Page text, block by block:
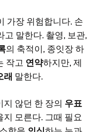
가장 위험합니다. 손
고 말한다. 촬영, 보관,
의 축적이, 종잇장 하
작고 연약하지만, 제
래 말한다.
않던 한 장의 우표
지 모른다. 그때 필요